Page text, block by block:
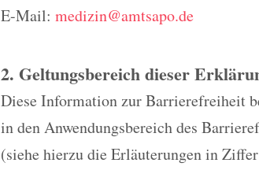
E-Mail: medizin@amtsapo.de
2. Geltungsbereich dieser
Diese Information zur Barrierefreiheit
in den Anwendungsbereich des
(siehe hierzu die Erläuterungen in